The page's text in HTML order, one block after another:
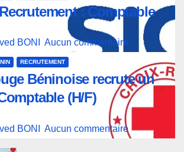
: Comptable
BONI Aucun commentaire
RECRUTEMENT
Béninoise recrute un
(H/F)
BONI Aucun commentaire